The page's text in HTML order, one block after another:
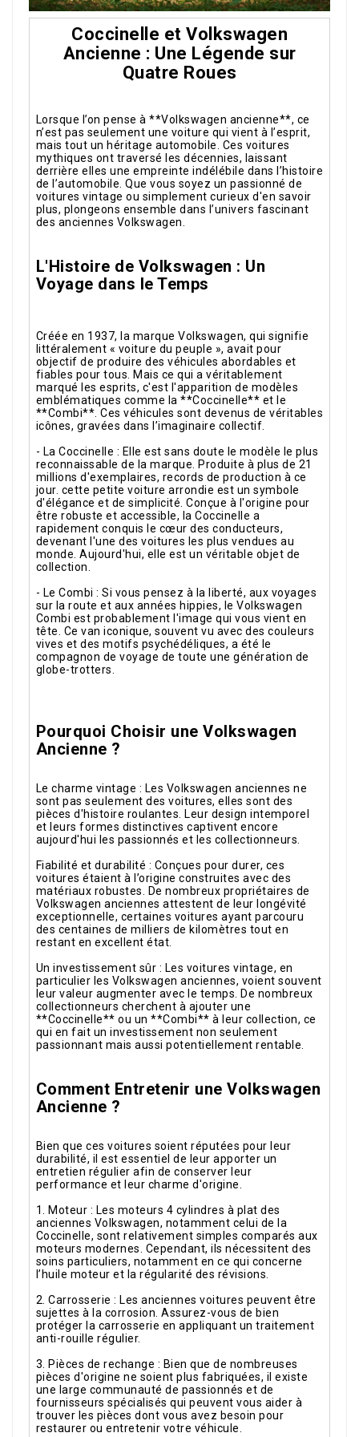
Coccinelle et Volkswagen
Ancienne : Une Légende sur
Quatre Roues
Lorsque l’on pense à **Volkswagen ancienne**, ce
n’est pas seulement une voiture qui vient à l’esprit,
mais tout un héritage automobile. Ces voitures
mythiques ont traversé les décennies, laissant
derrière elles une empreinte indélébile dans l’histoire
de l’automobile. Que vous soyez un passionné de
voitures vintage ou simplement curieux d'en savoir
plus, plongeons ensemble dans l’univers fascinant
des anciennes Volkswagen.
L'Histoire de Volkswagen : Un
Voyage dans le Temps
Créée en 1937, la marque Volkswagen, qui signifie
littéralement « voiture du peuple », avait pour
objectif de produire des véhicules abordables et
fiables pour tous. Mais ce qui a véritablement
marqué les esprits, c'est l'apparition de modèles
emblématiques comme la **Coccinelle** et le
**Combi**. Ces véhicules sont devenus de véritables
icônes, gravées dans l’imaginaire collectif.
- La Coccinelle : Elle est sans doute le modèle le plus
reconnaissable de la marque. Produite à plus de 21
millions d'exemplaires, records de production à ce
jour. cette petite voiture arrondie est un symbole
d'élégance et de simplicité. Conçue à l'origine pour
être robuste et accessible, la Coccinelle a
rapidement conquis le cœur des conducteurs,
devenant l'une des voitures les plus vendues au
monde. Aujourd'hui, elle est un véritable objet de
collection.
- Le Combi : Si vous pensez à la liberté, aux voyages
sur la route et aux années hippies, le Volkswagen
Combi est probablement l'image qui vous vient en
tête. Ce van iconique, souvent vu avec des couleurs
vives et des motifs psychédéliques, a été le
compagnon de voyage de toute une génération de
globe-trotters.
Pourquoi Choisir une Volkswagen
Ancienne ?
Le charme vintage : Les Volkswagen anciennes ne
sont pas seulement des voitures, elles sont des
pièces d'histoire roulantes. Leur design intemporel
et leurs formes distinctives captivent encore
aujourd'hui les passionnés et les collectionneurs.
Fiabilité et durabilité : Conçues pour durer, ces
voitures étaient à l’origine construites avec des
matériaux robustes. De nombreux propriétaires de
Volkswagen anciennes attestent de leur longévité
exceptionnelle, certaines voitures ayant parcouru
des centaines de milliers de kilomètres tout en
restant en excellent état.
Un investissement sûr : Les voitures vintage, en
particulier les Volkswagen anciennes, voient souvent
leur valeur augmenter avec le temps. De nombreux
collectionneurs cherchent à ajouter une
**Coccinelle** ou un **Combi** à leur collection, ce
qui en fait un investissement non seulement
passionnant mais aussi potentiellement rentable.
Comment Entretenir une Volkswagen
Ancienne ?
Bien que ces voitures soient réputées pour leur
durabilité, il est essentiel de leur apporter un
entretien régulier afin de conserver leur
performance et leur charme d'origine.
1. Moteur : Les moteurs 4 cylindres à plat des
anciennes Volkswagen, notamment celui de la
Coccinelle, sont relativement simples comparés aux
moteurs modernes. Cependant, ils nécessitent des
soins particuliers, notamment en ce qui concerne
l’huile moteur et la régularité des révisions.
2. Carrosserie : Les anciennes voitures peuvent être
sujettes à la corrosion. Assurez-vous de bien
protéger la carrosserie en appliquant un traitement
anti-rouille régulier.
3. Pièces de rechange : Bien que de nombreuses
pièces d'origine ne soient plus fabriquées, il existe
une large communauté de passionnés et de
fournisseurs spécialisés qui peuvent vous aider à
trouver les pièces dont vous avez besoin pour
restaurer ou entretenir votre véhicule.